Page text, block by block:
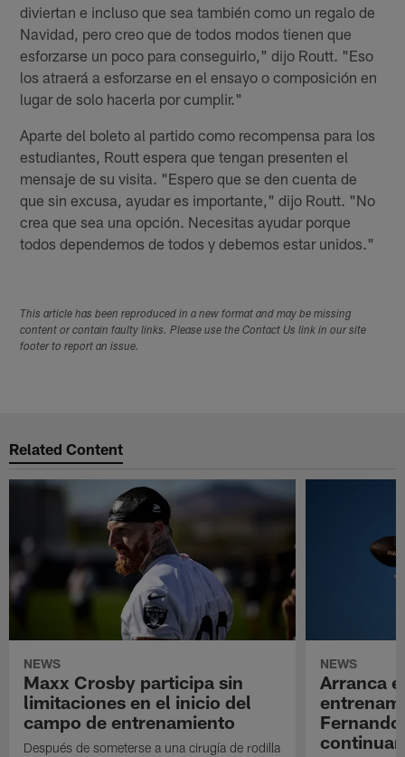
diviertan e incluso que sea también como un regalo de
Navidad, pero creo que de todos modos tienen que
esforzarse un poco para conseguirlo," dijo Routt. "Eso
los atraerá a esforzarse en el ensayo o composición en
lugar de solo hacerla por cumplir."
Aparte del boleto al partido como recompensa para los
estudiantes, Routt espera que tengan presenten el
mensaje de su visita. "Espero que se den cuenta de
que sin excusa, ayudar es importante," dijo Routt. "No
crea que sea una opción. Necesitas ayudar porque
todos dependemos de todos y debemos estar unidos."
This article has been reproduced in a new format and may be missing
content or contain faulty links. Please use the Contact Us link in our site
footer to report an issue.
Related Content
NEWS
Maxx Crosby participa sin
limitaciones en el inicio del
campo de entrenamiento
Después de someterse a una cirugía de rodilla
NEWS
Arranca